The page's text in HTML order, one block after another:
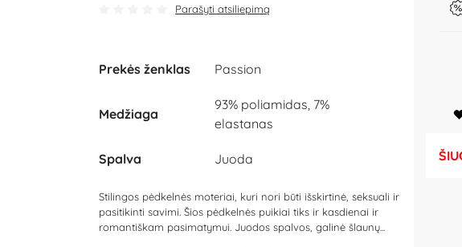
Parašyti atsiliepimą
Prekės ženklas Passion
Medžiaga
93% poliamidas, 7%
elastanas
Spalva Juoda
Stilingos pėdkelnės moteriai, kuri nori būti išskirtinė, seksuali ir
pasitikinti savimi. Šios pėdkelnės puikiai tiks ir kasdienai ir
romantiškam pasimatymui. Juodos spalvos, galinė šlaunų...